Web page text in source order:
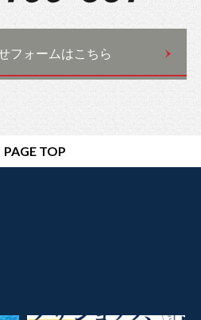
フォームはこちら
PAGE TOP